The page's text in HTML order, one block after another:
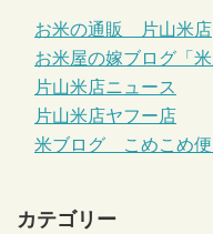
お米の通販 片山米店
お米屋の嫁ブログ「米
片山米店ニュース
片山米店ヤフー店
米ブログ こめこめ便
カテゴリー